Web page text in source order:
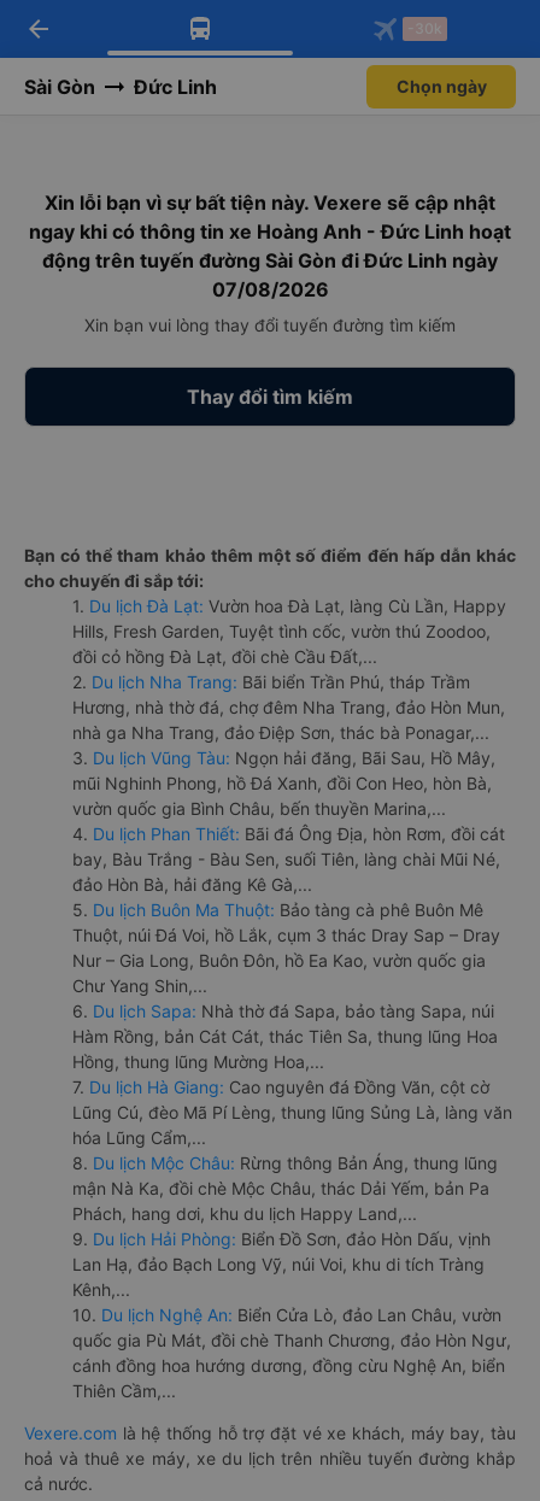
Tải app Vexere ngay!
Nhận ưu đãi thành viên độc
Mở app
Tải app Vexere
-30k/ghế khi đặt vé máy bay qua
Mở app
arrow_back -30k
Sài Gòn Đức Linh Chọn ngày
Xin lỗi bạn vì sự bất tiện này. Vexere sẽ cập nhật
ngay khi có thông tin xe Hoàng Anh - Đức Linh hoạt
động trên tuyến đường Sài Gòn đi Đức Linh ngày
07/08/2026
Xin bạn vui lòng thay đổi tuyến đường tìm kiếm
Thay đổi tìm kiếm
Bạn có thể tham khảo thêm một số điểm đến hấp dẫn khác
cho chuyến đi sắp tới:
1. Du lịch Đà Lạt: Vườn hoa Đà Lạt, làng Cù Lần, Happy
Hills, Fresh Garden, Tuyệt tình cốc, vườn thú Zoodoo,
đồi cỏ hồng Đà Lạt, đồi chè Cầu Đất,...
2. Du lịch Nha Trang: Bãi biển Trần Phú, tháp Trầm
Hương, nhà thờ đá, chợ đêm Nha Trang, đảo Hòn Mun,
nhà ga Nha Trang, đảo Điệp Sơn, thác bà Ponagar,...
3. Du lịch Vũng Tàu: Ngọn hải đăng, Bãi Sau, Hồ Mây,
mũi Nghinh Phong, hồ Đá Xanh, đồi Con Heo, hòn Bà,
vườn quốc gia Bình Châu, bến thuyền Marina,...
4. Du lịch Phan Thiết: Bãi đá Ông Địa, hòn Rơm, đồi cát
bay, Bàu Trắng - Bàu Sen, suối Tiên, làng chài Mũi Né,
đảo Hòn Bà, hải đăng Kê Gà,...
5. Du lịch Buôn Ma Thuột: Bảo tàng cà phê Buôn Mê
Thuột, núi Đá Voi, hồ Lắk, cụm 3 thác Dray Sap – Dray
Nur – Gia Long, Buôn Đôn, hồ Ea Kao, vườn quốc gia
Chư Yang Shin,...
6. Du lịch Sapa: Nhà thờ đá Sapa, bảo tàng Sapa, núi
Hàm Rồng, bản Cát Cát, thác Tiên Sa, thung lũng Hoa
Hồng, thung lũng Mường Hoa,...
7. Du lịch Hà Giang: Cao nguyên đá Đồng Văn, cột cờ
Lũng Cú, đèo Mã Pí Lèng, thung lũng Sủng Là, làng văn
hóa Lũng Cẩm,...
8. Du lịch Mộc Châu: Rừng thông Bản Áng, thung lũng
mận Nà Ka, đồi chè Mộc Châu, thác Dải Yếm, bản Pa
Phách, hang dơi, khu du lịch Happy Land,...
9. Du lịch Hải Phòng: Biển Đồ Sơn, đảo Hòn Dấu, vịnh
Lan Hạ, đảo Bạch Long Vỹ, núi Voi, khu di tích Tràng
Kênh,...
10. Du lịch Nghệ An: Biển Cửa Lò, đảo Lan Châu, vườn
quốc gia Pù Mát, đồi chè Thanh Chương, đảo Hòn Ngư,
cánh đồng hoa hướng dương, đồng cừu Nghệ An, biển
Thiên Cầm,...
Vexere.com là hệ thống hỗ trợ đặt vé xe khách, máy bay, tàu
hoả và thuê xe máy, xe du lịch trên nhiều tuyến đường khắp
cả nước.